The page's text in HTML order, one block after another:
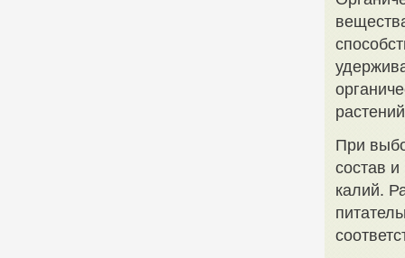
При
состав
калий.